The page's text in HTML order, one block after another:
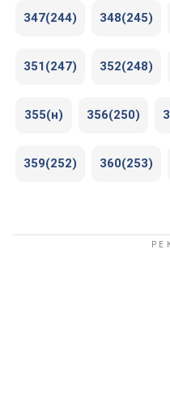
347(244) 348(245)
351(247) 352(248)
355(н) 356(250)
359(252) 360(253)